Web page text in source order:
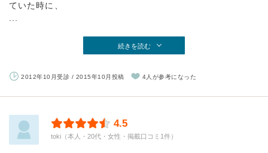
ていた時に、
続きを読む
2012年10月受診 / 2015年10月投稿 4人が参考になった
4.5
toki（本人・20代・女性・掲載口コミ1件）